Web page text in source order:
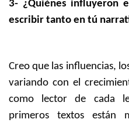
3- ¿Quiénes influyeron
escribir tanto en tú
Creo que las influencias,
variando con el
como lector de cada
primeros textos están